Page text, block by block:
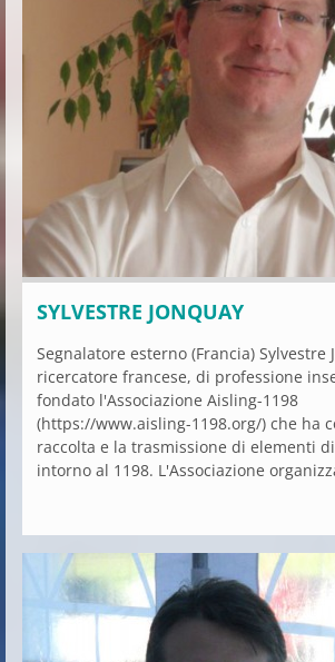
SYLVESTRE JONQUAY
Segnalatore esterno (Francia) Sylvestre
ricercatore francese, di professione
fondato l'Associazione Aisling-1198
(https://www.aisling-1198.org/) che ha
raccolta e la trasmissione di elementi
intorno al 1198. L'Associazione